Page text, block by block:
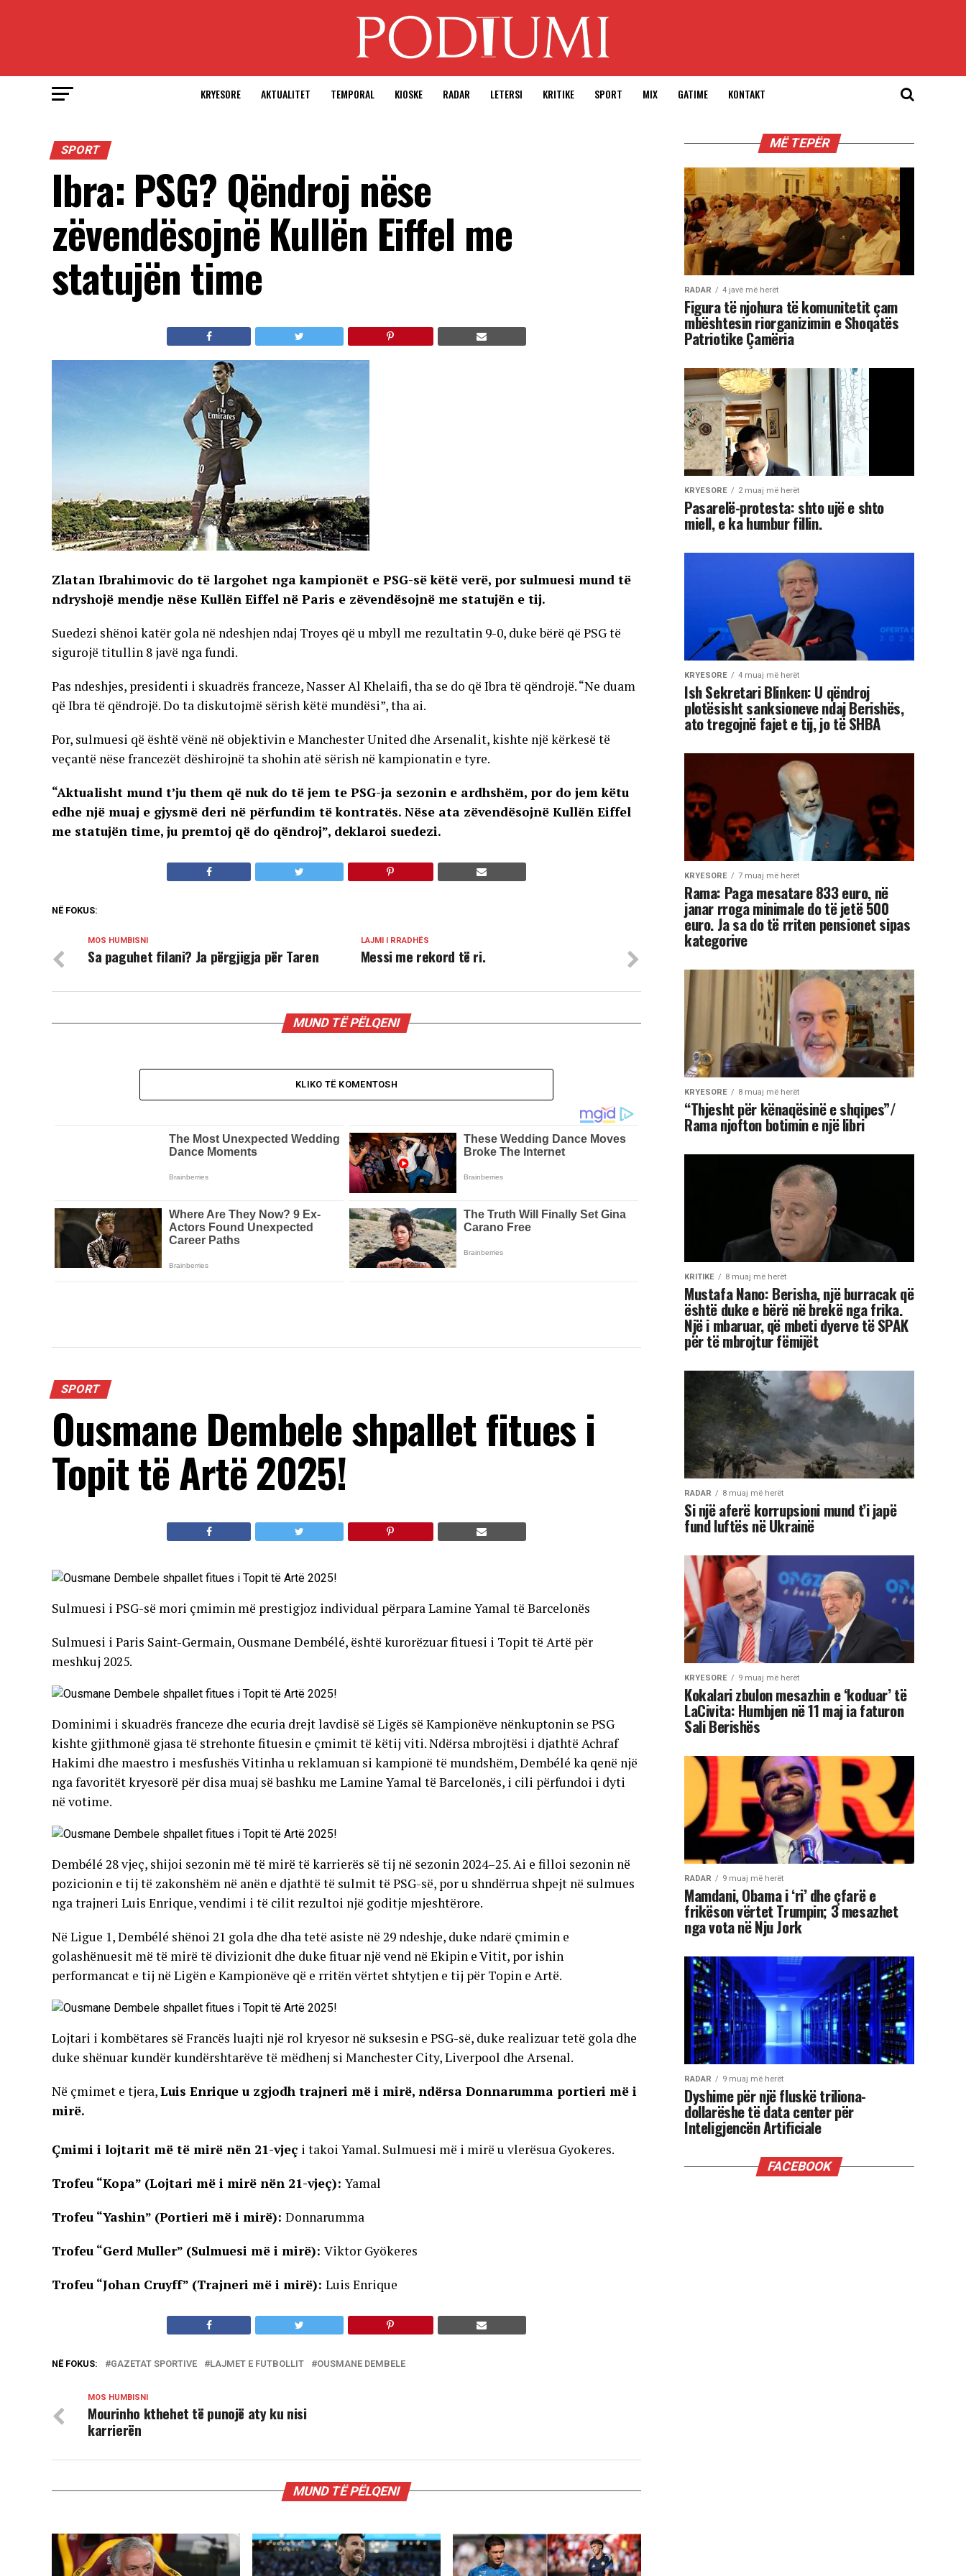
KRYESORE AKTUALITET TEMPORAL KIOSKE RADAR LETERSI KRITIKE SPORT MIX GATIME KONTAKT
SPORT
Ibra: PSG? Qëndroj nëse
zëvendësojnë Kullën Eiffel me
statujën time
Zlatan Ibrahimovic do të largohet nga kampionët e PSG-së këtë verë, por sulmuesi mund të
ndryshojë mendje nëse Kullën Eiffel në Paris e zëvendësojnë me statujën e tij.
Suedezi shënoi katër gola në ndeshjen ndaj Troyes që u mbyll me rezultatin 9-0, duke bërë që PSG të
sigurojë titullin 8 javë nga fundi.
Pas ndeshjes, presidenti i skuadrës franceze, Nasser Al Khelaifi, tha se do që Ibra të qëndrojë. “Ne duam
që Ibra të qëndrojë. Do ta diskutojmë sërish këtë mundësi”, tha ai.
Por, sulmuesi që është vënë në objektivin e Manchester United dhe Arsenalit, kishte një kërkesë të
veçantë nëse francezët dëshirojnë ta shohin atë sërish në kampionatin e tyre.
“Aktualisht mund t’ju them që nuk do të jem te PSG-ja sezonin e ardhshëm, por do jem këtu
edhe një muaj e gjysmë deri në përfundim të kontratës. Nëse ata zëvendësojnë Kullën Eiffel
me statujën time, ju premtoj që do qëndroj”, deklaroi suedezi.
NË FOKUS:
LAJMI I RRADHËS
Messi me rekord të ri.
MOS HUMBISNI
Sa paguhet filani? Ja përgjigja për Taren
MUND TË PËLQENI
KLIKO TË KOMENTOSH
SPORT
Ousmane Dembele shpallet fitues i
Topit të Artë 2025!
Sulmuesi i PSG-së mori çmimin më prestigjoz individual përpara Lamine Yamal të Barcelonës
Sulmuesi i Paris Saint-Germain, Ousmane Dembélé, është kurorëzuar fituesi i Topit të Artë për
meshkuj 2025.
Dominimi i skuadrës franceze dhe ecuria drejt lavdisë së Ligës së Kampionëve nënkuptonin se PSG
kishte gjithmonë gjasa të strehonte fituesin e çmimit të këtij viti. Ndërsa mbrojtësi i djathtë Achraf
Hakimi dhe maestro i mesfushës Vitinha u reklamuan si kampionë të mundshëm, Dembélé ka qenë një
nga favoritët kryesorë për disa muaj së bashku me Lamine Yamal të Barcelonës, i cili përfundoi i dyti
në votime.
Dembélé 28 vjeç, shijoi sezonin më të mirë të karrierës së tij në sezonin 2024–25. Ai e filloi sezonin në
pozicionin e tij të zakonshëm në anën e djathtë të sulmit të PSG-së, por u shndërrua shpejt në sulmues
nga trajneri Luis Enrique, vendimi i të cilit rezultoi një goditje mjeshtërore.
Në Ligue 1, Dembélé shënoi 21 gola dhe dha tetë asiste në 29 ndeshje, duke ndarë çmimin e
golashënuesit më të mirë të divizionit dhe duke fituar një vend në Ekipin e Vitit, por ishin
performancat e tij në Ligën e Kampionëve që e rritën vërtet shtytjen e tij për Topin e Artë.
Lojtari i kombëtares së Francës luajti një rol kryesor në suksesin e PSG-së, duke realizuar tetë gola dhe
duke shënuar kundër kundërshtarëve të mëdhenj si Manchester City, Liverpool dhe Arsenal.
Në çmimet e tjera,Luis Enrique u zgjodh trajneri më i mirë, ndërsa Donnarumma portieri më i
mirë.
Çmimi i lojtarit më të mirë nën 21-vjeç i takoi Yamal. Sulmuesi më i mirë u vlerësua Gyokeres.
Trofeu “Kopa” (Lojtari më i mirë nën 21-vjeç): Yamal
Trofeu “Yashin” (Portieri më i mirë): Donnarumma
Trofeu “Gerd Muller” (Sulmuesi më i mirë): Viktor Gyökeres
Trofeu “Johan Cruyff” (Trajneri më i mirë): Luis Enrique
NË FOKUS: GAZETAT SPORTIVE LAJMET E FUTBOLLIT OUSMANE DEMBELE
MOS HUMBISNI
Mourinho kthehet të punojë aty ku nisi
karrierën
MUND TË PËLQENI
MË TEPËR
RADAR 4 javë më herët
Figura të njohura të komunitetit çam
mbështesin riorganizimin e Shoqatës
Patriotike Çamëria
KRYESORE 2 muaj më herët
Pasarelë-protesta: shto ujë e shto
miell, e ka humbur fillin.
KRYESORE 4 muaj më herët
Ish Sekretari Blinken: U qëndroj
plotësisht sanksioneve ndaj Berishës,
ato tregojnë fajet e tij, jo të SHBA
KRYESORE 7 muaj më herët
Rama: Paga mesatare 833 euro, në
janar rroga minimale do të jetë 500
euro. Ja sa do të rriten pensionet sipas
kategorive
KRYESORE 8 muaj më herët
“Thjesht për kënaqësinë e shqipes”/
Rama njofton botimin e një libri
KRITIKE 8 muaj më herët
Mustafa Nano: Berisha, një burracak që
është duke e bërë në brekë nga frika.
Një i mbaruar, që mbeti dyerve të SPAK
për të mbrojtur fëmijët
RADAR 8 muaj më herët
Si një aferë korrupsioni mund t’i japë
fund luftës në Ukrainë
KRYESORE 9 muaj më herët
Kokalari zbulon mesazhin e ‘koduar’ të
LaCivita: Humbjen në 11 maj ia faturon
Sali Berishës
RADAR 9 muaj më herët
Mamdani, Obama i ‘ri’ dhe çfarë e
frikëson vërtet Trumpin; 3 mesazhet
nga vota në Nju Jork
RADAR 9 muaj më herët
Dyshime për një fluskë triliona-
dollarëshe të data center për
Inteligjencën Artificiale
FACEBOOK